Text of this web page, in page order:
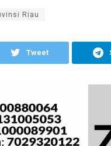
Riau
Tweet